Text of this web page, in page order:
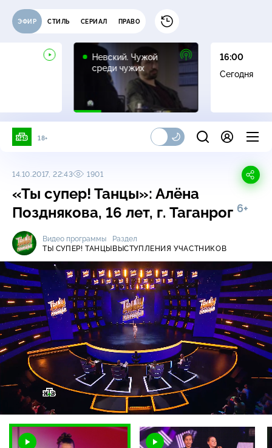
ЭФИР СТИЛЬ СЕРИАЛ ПРАВО
Невский. Чужой
среди чужих
16+
16:00
Сегодня
18+
14.10.2017, 22:43 1901
«Ты супер! Танцы»: Алёна
Позднякова, 16 лет, г. Таганрог 6+
Видео программы
ТЫ СУПЕР! ТАНЦЫ
Раздел
ВЫСТУПЛЕНИЯ УЧАСТНИКОВ
Загрузка: